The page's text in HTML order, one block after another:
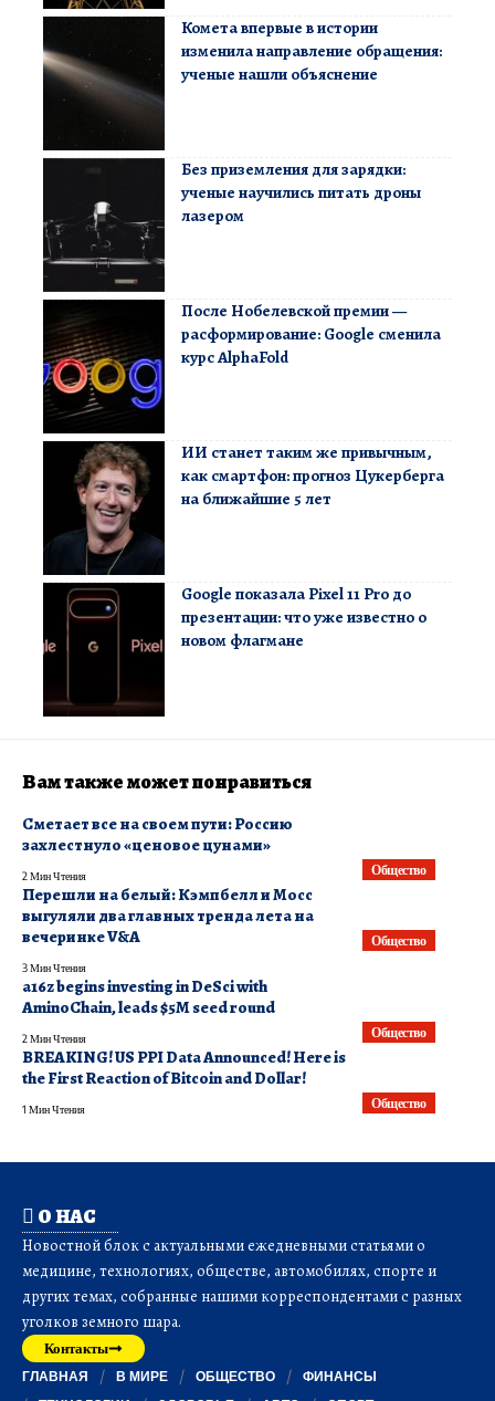
Комета впервые в истории
изменила направление обращения:
ученые нашли объяснение
Без приземления для зарядки:
ученые научились питать дроны
лазером
После Нобелевской премии —
расформирование: Google сменила
курс AlphaFold
ИИ станет таким же привычным,
как смартфон: прогноз Цукерберга
на ближайшие 5 лет
Google показала Pixel 11 Pro до
презентации: что уже известно о
новом флагмане
Вам также может понравиться
Общество
Сметает все на своем пути: Россию
захлестнуло «ценовое цунами»
2 Мин Чтения
Общество
Перешли на белый: Кэмпбелл и Мосс
выгуляли два главных тренда лета на
вечеринке V&A
3 Мин Чтения
Общество
a16z begins investing in DeSci with
AminoChain, leads $5M seed round
2 Мин Чтения
Общество
BREAKING! US PPI Data Announced! Here is
the First Reaction of Bitcoin and Dollar!
1 Мин Чтения
О НАС
Новостной блок с актуальными ежедневными статьями о
медицине, технологиях, обществе, автомобилях, спорте и
других темах, собранные нашими корреспондентами с разных
уголков земного шара.
Контакты
ГЛАВНАЯ В МИРЕ ОБЩЕСТВО
ФИНАНСЫ